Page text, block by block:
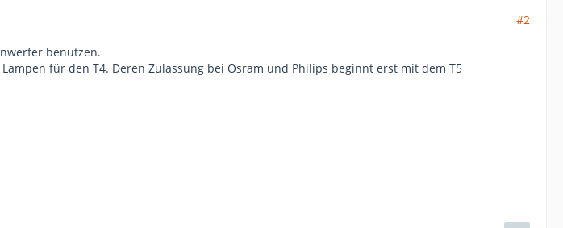
#2
benutzen.
für den T4. Deren Zulassung bei Osram und Philips beginnt erst mit dem T5